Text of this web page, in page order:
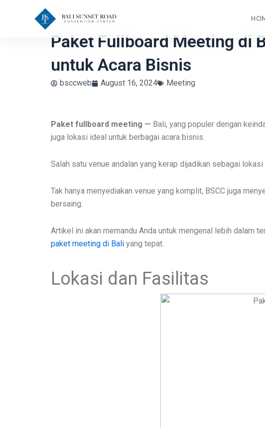
Paket Fullboard Meeting di
untuk Acara Bisnis
bsccweb August 16, 2024 Meeting
Paket fullboard meeting — Bali, yang populer dengan
juga lokasi ideal untuk berbagai acara bisnis.
Salah satu venue andalan yang kerap dijadikan sebagai
Tak hanya menyediakan venue yang komplit, BSCC juga
bersaing.
Artikel ini akan memandu Anda untuk mengenal lebih dalam
paket meeting di Bali yang tepat.
Lokasi dan Fasilitas